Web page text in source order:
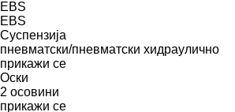
EBS
EBS
Суспензија
пневматски/пневматски хидраулично
прикажи се
Оски
2 осовини
прикажи се